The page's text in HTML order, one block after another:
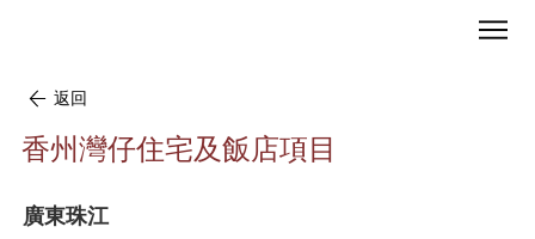
返回
香州灣仔住宅及飯店項目
廣東珠江